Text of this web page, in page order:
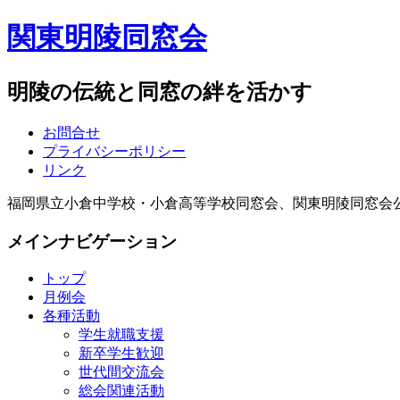
関東明陵同窓会
明陵の伝統と同窓の絆を活かす
お問合せ
プライバシーポリシー
リンク
福岡県立小倉中学校・小倉高等学校同窓会、関東明陵同窓会
メインナビゲーション
トップ
月例会
各種活動
学生就職支援
新卒学生歓迎
世代間交流会
総会関連活動